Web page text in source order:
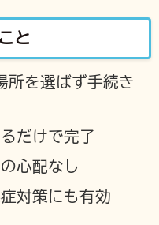
と
所を選ばず手続き
だけで完了
心配なし
対策にも有効